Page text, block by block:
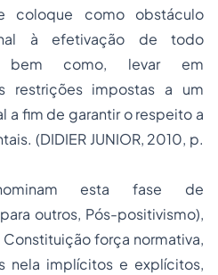
coloque como obstáculo
à efetivação de todo
bem como, levar em
restrições impostas a um
a fim de garantir o respeito a
(DIDIER JUNIOR, 2010, p.
esta fase de
outros, Pós-positivismo),
força normativa,
nela implícitos e explícitos,